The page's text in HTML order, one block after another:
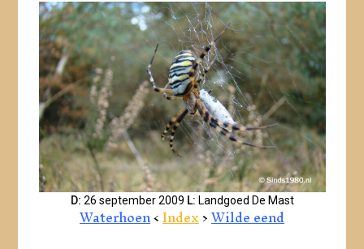
D: 26 september 2009 L: Landgoed De Mast
Waterhoen<Index>Wilde eend